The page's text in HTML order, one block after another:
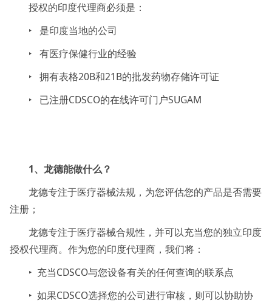
授权的印度代理商必须是：
‣ 是印度当地的公司
‣ 有医疗保健行业的经验
‣ 拥有表格20B和21B的批发药物存储许可证
‣ 已注册CDSCO的在线许可门户SUGAM
1、龙德能做什么？
龙德专注于医疗器械法规，为您评估您的产品是否需要
注册；
龙德专注于医疗器械合规性，并可以充当您的独立印度
授权代理商。作为您的印度代理商，我们将：
‣ 充当CDSCO与您设备有关的任何查询的联系点
‣ 如果CDSCO选择您的公司进行审核，则可以协助协